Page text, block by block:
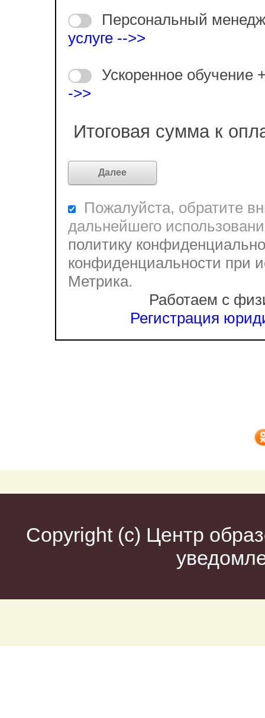
Персональный
услуге -->>
Ускоренное обучение
->>
Итоговая сумма к
Пожалуйста, обратите
дальнейшего
политику
конфиденциальности при
Метрика.
Работаем с
Регистрация
Copyright (c) Центр